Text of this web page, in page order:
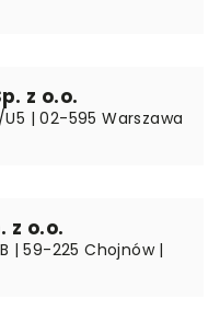
z o.o.
U5 | 02-595 Warszawa
z o.o.
| 59-225 Chojnów |